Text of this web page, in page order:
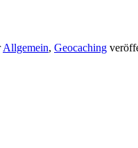
Allgemein, Geocaching